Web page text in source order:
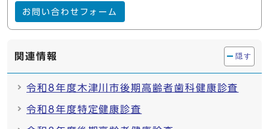
お問い合わせフォーム
関連情報 隠す
令和8年度木津川市後期高齢者歯科健康診査
令和8年度特定健康診査